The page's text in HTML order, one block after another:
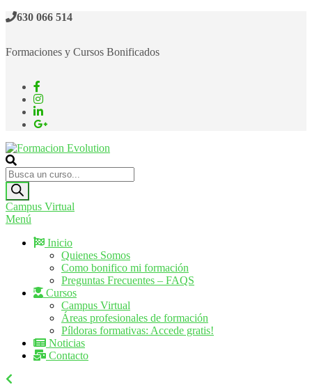
Saltar630 066 514
Formaciones y Cursos Bonificados
Formacion Evolution
Cursos de formación continua
Búsqueda
de
productos
Campus Virtual
Menú
Inicio
Quienes Somos
Como bonifico mi formación
Preguntas Frecuentes – FAQS
Cursos
Campus Virtual
Áreas profesionales de formación
Píldoras formativas: Accede gratis!
Noticias
Contacto